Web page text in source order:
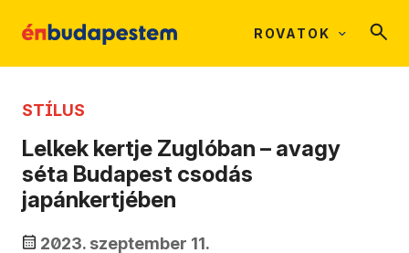
ROVATOK
STÍLUS
Lelkek kertje Zuglóban – avagy
séta Budapest csodás
japánkertjében
2023. szeptember 11.